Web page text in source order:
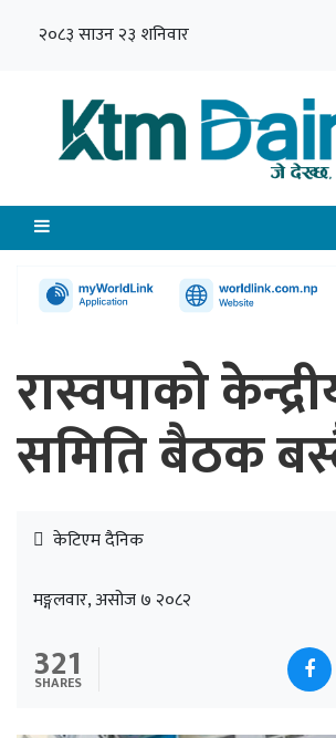
२०८३ साउन २३ शनिवार
रास्वपाको
समिति बैठक
केटिएम दैनिक
मङ्गलवार, असोज ७ २०८२
321
SHARES